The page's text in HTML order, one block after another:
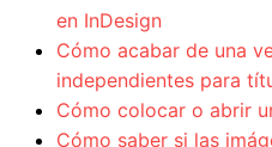
en InDesign
Cómo acabar de una
independientes para
Cómo colocar o abrir
Cómo saber si las